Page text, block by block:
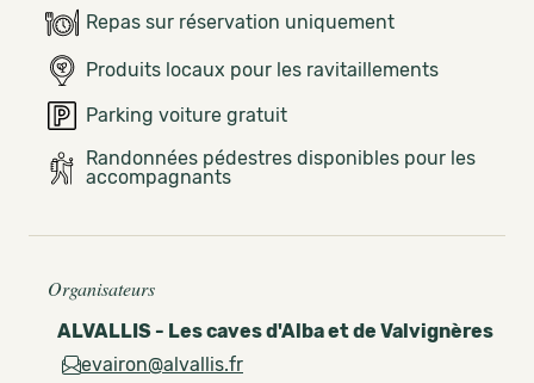
Repas sur réservation uniquement
Produits locaux pour les ravitaillements
Parking voiture gratuit
Randonnées pédestres disponibles pour les
accompagnants
Organisateurs
ALVALLIS - Les caves d'Alba et de Valvignères
evairon@alvallis.fr